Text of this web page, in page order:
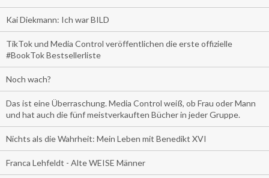
Kai Diekmann: Ich war BILD
TikTok und Media Control veröffentlichen die erste offizielle
#BookTok Bestsellerliste
Noch wach?
Das ist eine Überraschung. Media Control weiß, ob Frau oder Mann
und hat auch die fünf meistverkauften Bücher in jeder Gruppe.
Nichts als die Wahrheit: Mein Leben mit Benedikt XVI
Franca Lehfeldt - Alte WEISE Männer